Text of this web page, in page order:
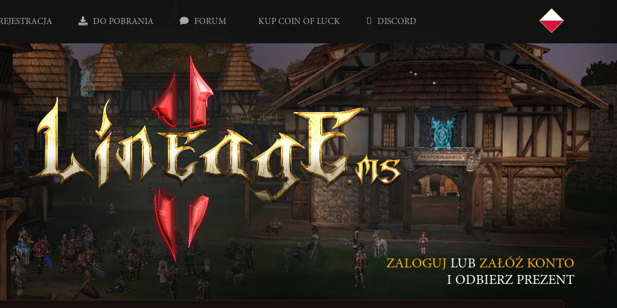
DO POBRANIA FORUM KUP COIN OF LUCK DISCORD
ZALOGUJ LUB ZAŁÓŻ KONTO
I ODBIERZ PREZENT